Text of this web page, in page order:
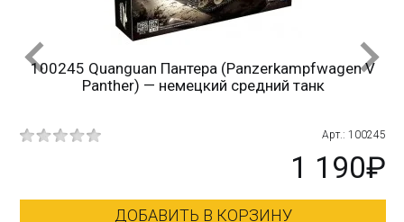
100245 Quanguan Пантера (Panzerkampfwagen V
Panther) — немецкий средний танк
Арт.: 100245
1 190₽
ДОБАВИТЬ В КОРЗИНУ